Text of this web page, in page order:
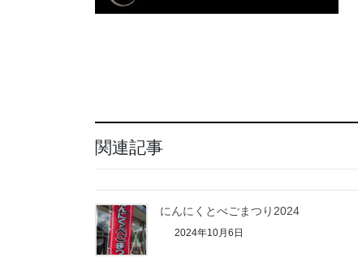
関連記事
にんにくとべごまつり2024
2024年10月6日